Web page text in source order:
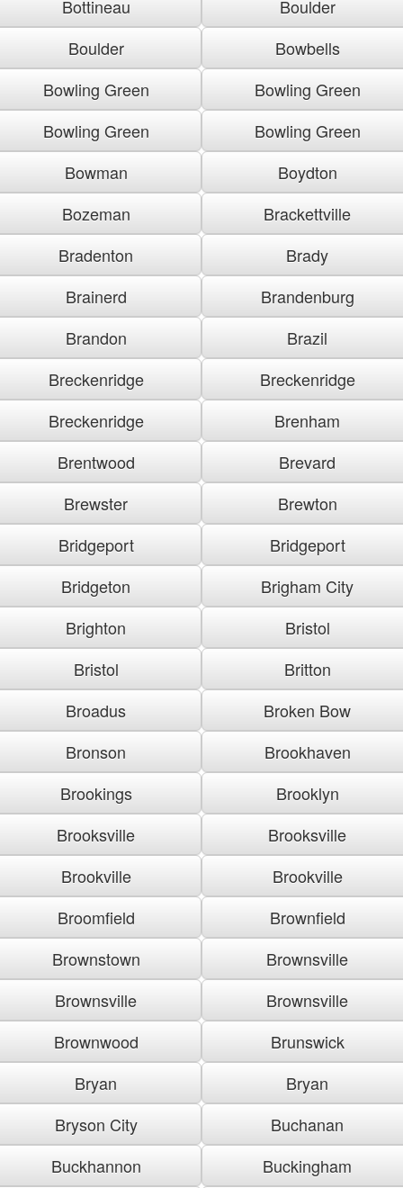
Bottineau
Boulder
Boulder
Bowbells
Bowling Green
Bowling Green
Bowling Green
Bowling Green
Bowman
Boydton
Bozeman
Brackettville
Bradenton
Brady
Brainerd
Brandenburg
Brandon
Brazil
Breckenridge
Breckenridge
Breckenridge
Brenham
Brentwood
Brevard
Brewster
Brewton
Bridgeport
Bridgeport
Bridgeton
Brigham City
Brighton
Bristol
Bristol
Britton
Broadus
Broken Bow
Bronson
Brookhaven
Brookings
Brooklyn
Brooksville
Brooksville
Brookville
Brookville
Broomfield
Brownfield
Brownstown
Brownsville
Brownsville
Brownsville
Brownwood
Brunswick
Bryan
Bryan
Bryson City
Buchanan
Buckhannon
Buckingham